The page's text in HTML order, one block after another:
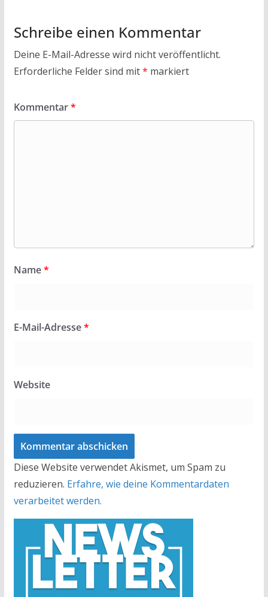
Schreibe einen Kommentar
Deine E-Mail-Adresse wird nicht veröffentlicht.
Erforderliche Felder sind mit* markiert
Kommentar*
Name*
E-Mail-Adresse*
Website
Diese Website verwendet Akismet, um Spam zu
reduzieren. Erfahre, wie deine Kommentardaten
verarbeitet werden.